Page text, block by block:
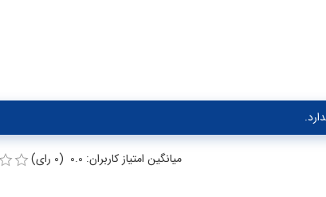
میانگین امتیاز کاربران: 0.0 (0 رای)